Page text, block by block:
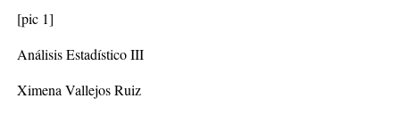
[pic 1]
Análisis Estadístico III
Ximena Vallejos Ruiz